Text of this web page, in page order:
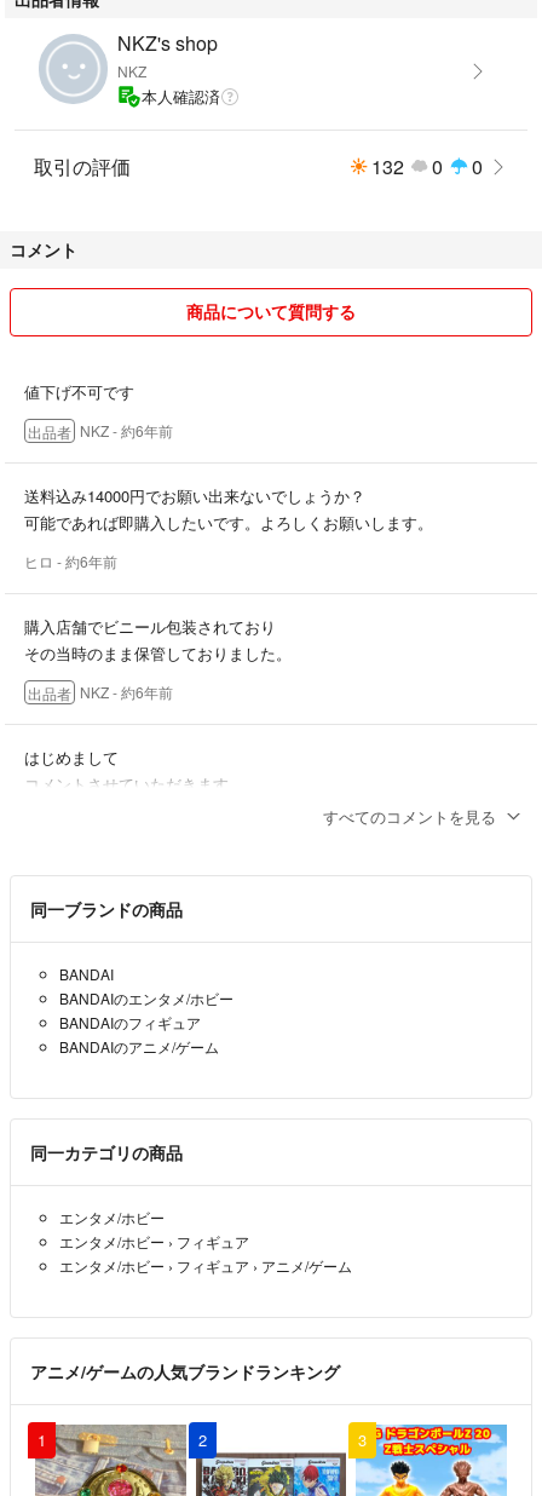
NKZ's shop
NKZ
本人確認済
取引の評価 132 0 0
コメント
商品について質問する
値下げ不可です
出品者 NKZ- 約6年前
送料込み14000円でお願い出来ないでしょうか？
可能であれば即購入したいです。よろしくお願いします。
ヒロ - 約6年前
購入店舗でビニール包装されており
その当時のまま保管しておりました。
出品者 NKZ- 約6年前
はじめまして
コメントさせていただきます
こちらの商品は箱に光沢があるように感じますがすべてのコメントを見る
同一ブランドの商品
BANDAI
BANDAIのエンタメ/ホビー
BANDAIのフィギュア
BANDAIのアニメ/ゲーム
同一カテゴリの商品
エンタメ/ホビー
エンタメ/ホビー › フィギュア
エンタメ/ホビー › フィギュア › アニメ/ゲーム
アニメ/ゲームの人気ブランドランキング
1 2 3